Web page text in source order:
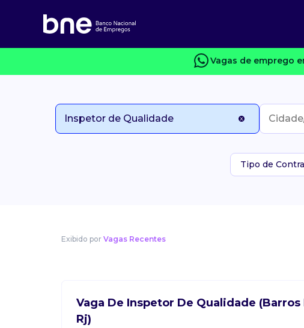
Vagas de emprego
Tipo de
Exibido por Vagas Recentes
Vaga De Inspetor De Qualidade (Barros
Rj)